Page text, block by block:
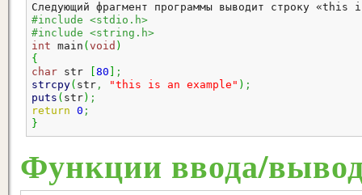
Следующий фрагмент программы выводит строку
#include <stdio.h>
#include <string.h>
int main ( void )
{
char str 80
;
strcpy( str , "this is an example" ) ;
puts ( str) ;
return 0 ;
}
Функции ввода/